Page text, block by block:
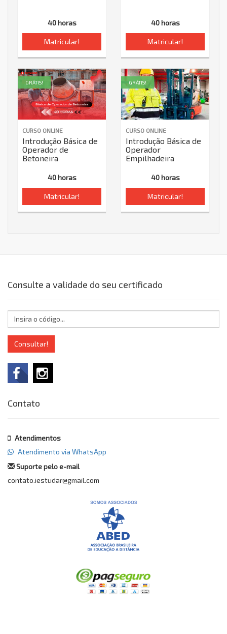
40 horas
Matricular!
40 horas
Matricular!
CURSO ONLINE
Introdução Básica de
Operador de
Betoneira
40 horas
Matricular!
GRÁTIS!
CURSO ONLINE
Introdução Básica de
Operador
Empilhadeira
40 horas
Matricular!
GRÁTIS!
Consulte a validade do seu certificado
Consultar!
Contato
Atendimentos
Atendimento via WhatsApp
Suporte pelo e-mail
contato.iestudar@gmail.com